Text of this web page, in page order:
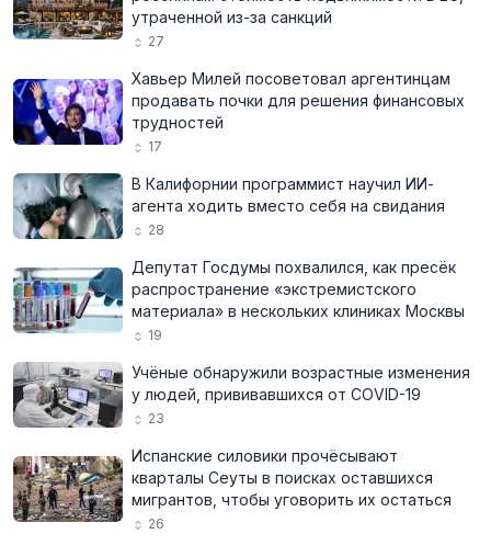
утраченной из-за санкций
27
Хавьер Милей посоветовал аргентинцам
продавать почки для решения финансовых
трудностей
17
В Калифорнии программист научил ИИ-
агента ходить вместо себя на свидания
28
Депутат Госдумы похвалился, как пресёк
распространение «экстремистского
материала» в нескольких клиниках Москвы
19
Учёные обнаружили возрастные изменения
у людей, прививавшихся от COVID-19
23
Испанские силовики прочёсывают
кварталы Сеуты в поисках оставшихся
мигрантов, чтобы уговорить их остаться
26